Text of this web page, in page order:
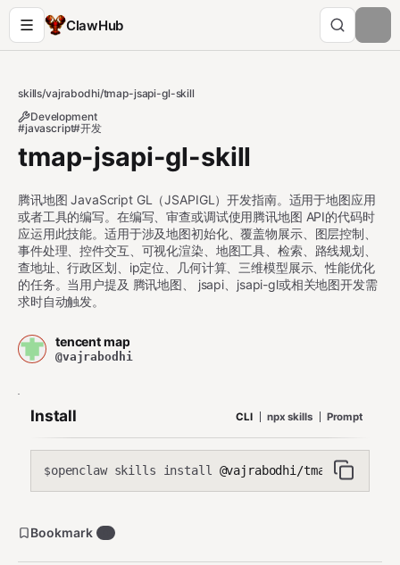
ClawHub
skills/vajrabodhi/tmap-jsapi-gl-skill
Development
#javascript#开发
tmap-jsapi-gl-skill
腾讯地图 JavaScript GL（JSAPIGL）开发指南。适用于地图应用
或者工具的编写。在编写、审查或调试使用腾讯地图 API的代码时
应运用此技能。适用于涉及地图初始化、覆盖物展示、图层控制、
事件处理、控件交互、可视化渲染、地图工具、检索、路线规划、
查地址、行政区划、ip定位、几何计算、三维模型展示、性能优化
的任务。当用户提及 腾讯地图、 jsapi、jsapi-gl或相关地图开发需
求时自动触发。
tencent map
@vajrabodhi
Install CLI npx skills Prompt
$openclaw skills install @vajrabodhi/tmap-jsapi-
Bookmark